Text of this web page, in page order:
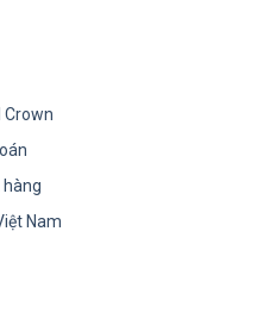
Crown
hàng
Nam